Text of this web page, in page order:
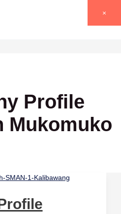
Profile
Mukomuko
×